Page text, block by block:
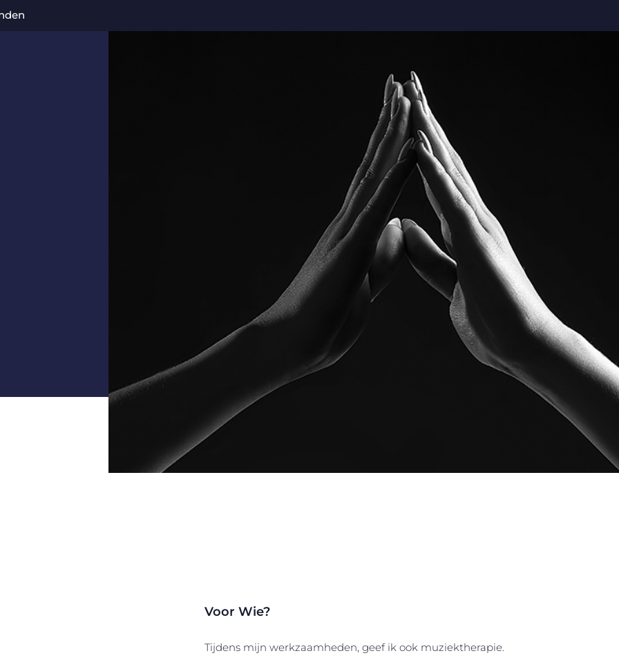
Voor Wie?
Tijdens mijn werkzaamheden, geef ik ook muziektherapie.